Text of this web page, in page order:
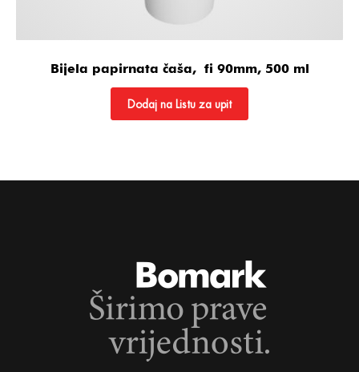
Bijela papirnata čaša, fi 90mm, 500 ml
Dodaj na Listu za upit